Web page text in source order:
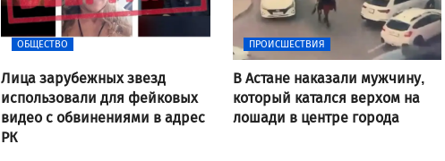
ОБЩЕСТВО
Лица зарубежных звезд
использовали для фейковых
видео с обвинениями в адрес
РК
ПРОИСШЕСТВИЯ
В Астане наказали мужчину,
который катался верхом на
лошади в центре города